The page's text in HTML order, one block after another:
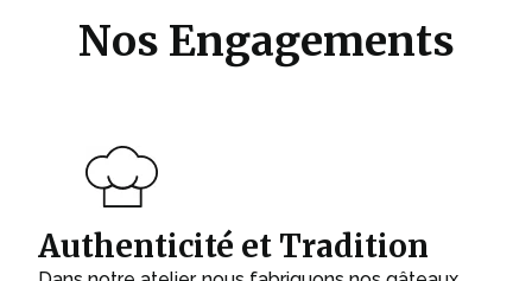
Nos Engagements
Authenticité et Tradition